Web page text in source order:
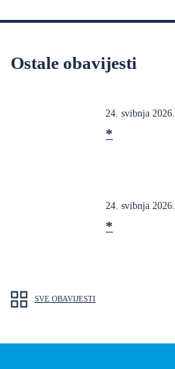
Ostale obavijesti
24. svibnja 2026.
*
24. svibnja 2026.
*
SVE OBAVIJESTI